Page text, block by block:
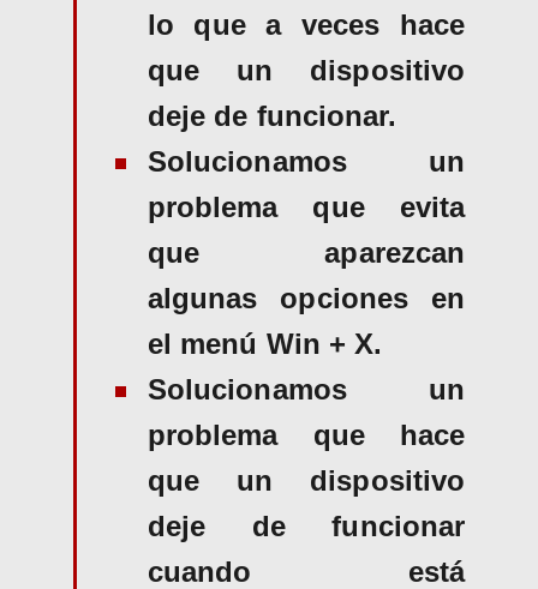
lo que a veces hace
que un dispositivo
deje de funcionar.
Solucionamos un
problema que evita
que aparezcan
algunas opciones en
el menú Win + X.
Solucionamos un
problema que hace
que un dispositivo
deje de funcionar
cuando está